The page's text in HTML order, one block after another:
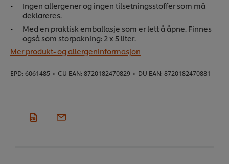
Ingen allergener og ingen tilsetningsstoffer som må
deklareres.
Med en praktisk emballasje som er lett å åpne. Finnes
også som storpakning: 2 x 5 liter.
Mer produkt- og allergeninformasjon
EPD: 6061485 • CU EAN: 8720182470829 • DU EAN: 8720182470881